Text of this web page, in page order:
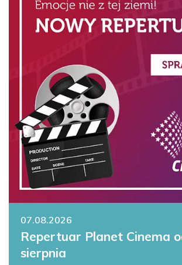
07.08.2026
Repertuar Planet Cinema
sierpnia